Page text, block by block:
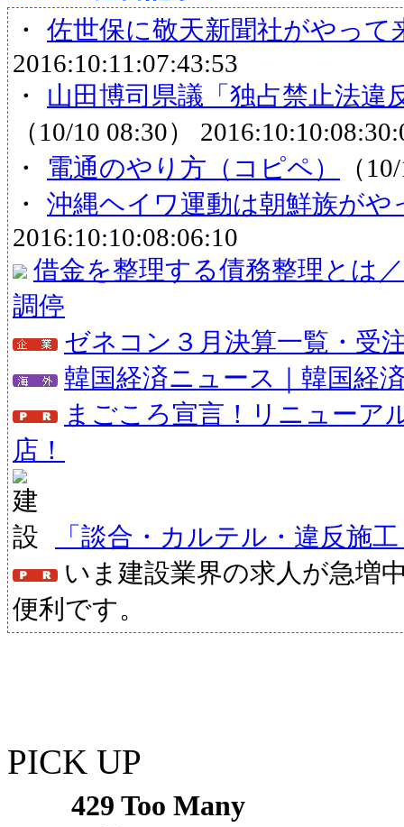
・ 佐世保に敬天新聞社がやって
2016:10:11:07:43:53
・
山田博司県議「独占禁止法違
（10/10 08:30）
・
電通のやり方（コピペ）
（
・ 沖縄ヘイワ運動は朝鮮族がや
2016:10:10:08:06:10
借金を整理する債務整理とは
調停
ゼネコン３月決算一覧・受
韓国経済ニュース｜韓国経
まごころ宣言！リニューア
店！
「談合・カルテル・違反施
いま建設業界の求人が急増
便利です。
PICK UP